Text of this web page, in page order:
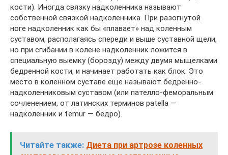
кости). Иногда связку надколенника называют
собственной связкой надколенника. При разогнутой
ноге надколенник как бы «плавает» над коленным
суставом, располагаясь спереди и выше суставной щели,
но при сгибании в колене надколенник ложится в
специальную выемку (борозду) между двумя мыщелками
бедренной кости, и начинает работать как блок. Это
место в коленном суставе еще называют бедренно-
надколенниковым суставом (или пателло-феморальным
сочленением, от латинских терминов patella —
надколенник и femur — бедро).
Читайте также: Диета при артрозе коленных